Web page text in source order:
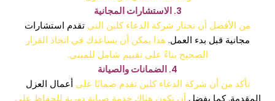
3. الاستشارات المجانية
من الأفضل أن تختار شركة الدعاء كلين التي تقدم استشارات
مجانية قبل بدء العمل. هذا يمكن أن يساعدك في اتخاذ القرار
الصحيح بناءً على تقييم شامل للمبنى.
4. الضمانات والصيانة
تأكد من أن شركة الدعاء كلين تقدم ضمانًا على أعمال العزل
المقدمة. كما يفضل أن تكون هناك خدمة صيانة دورية للحفاظ على